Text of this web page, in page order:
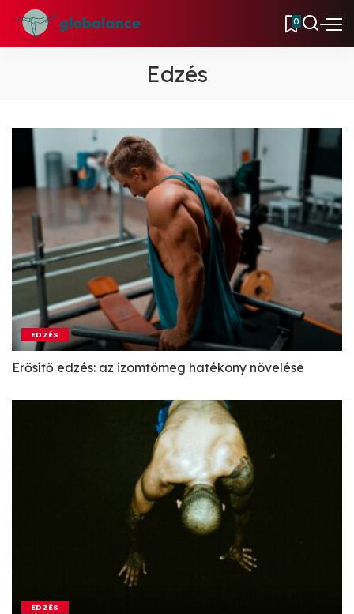
0
Edzés
EDZÉS
Erősítő edzés: az izomtömeg hatékony növelése
EDZÉS